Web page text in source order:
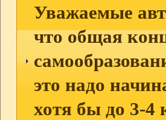
Уважаемые
что общая
это надо
хотя бы до 3-4